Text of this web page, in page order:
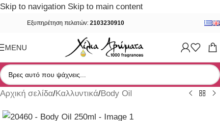
Skip to navigation Skip to main content
Εξυπηρέτηση πελατών: 2103230910
MENU
Αρχική σελίδα/Καλλυντικά/Body Oil